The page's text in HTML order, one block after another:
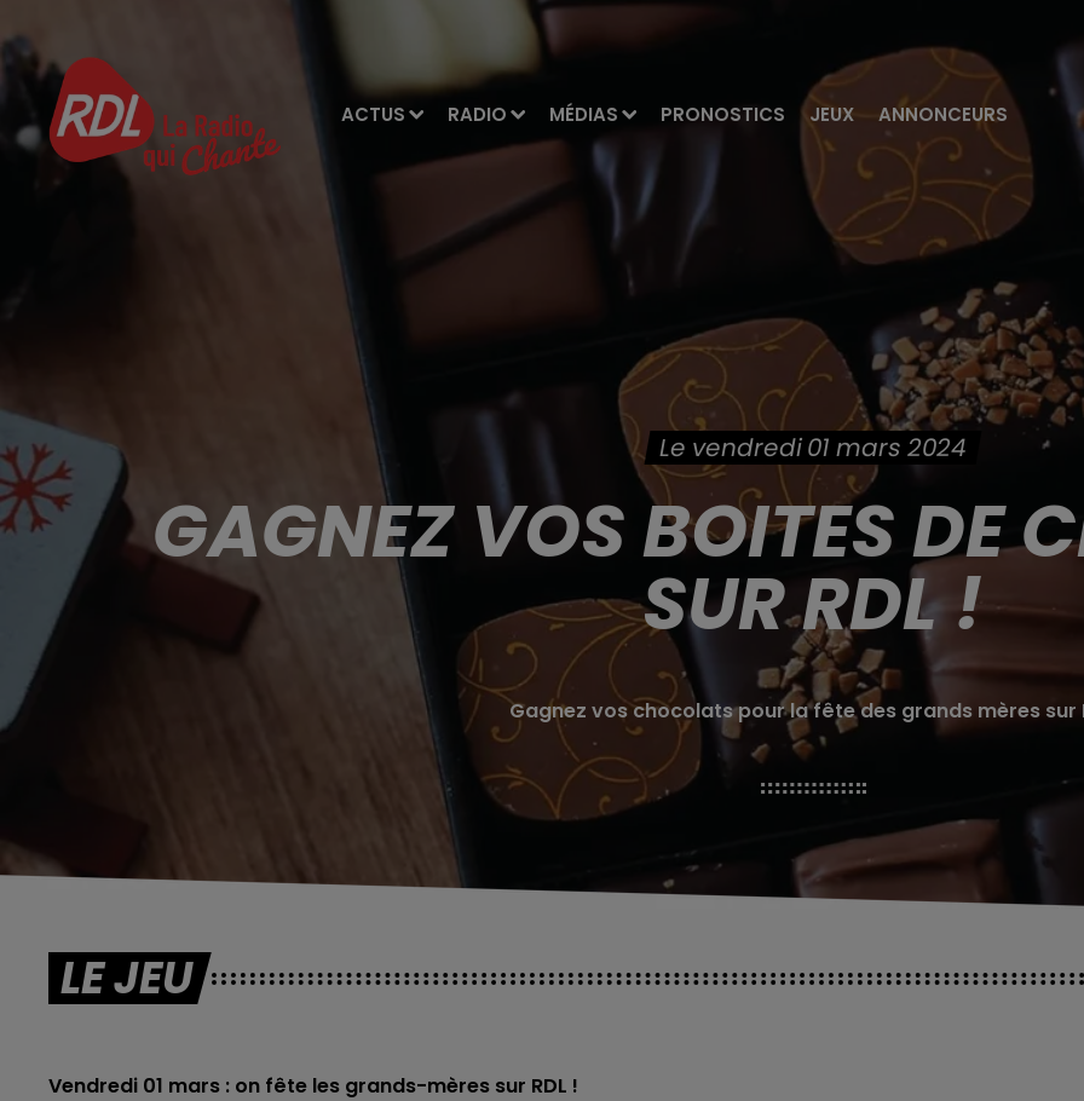
ACTUS RADIO MÉDIAS PRONOSTICS JEUX ANNONCEURS
Le vendredi 01 mars 2024
GAGNEZ VOS BOITES DE
SUR RDL !
Gagnez vos chocolats pour la fête des grands mères sur
LE JEU
Vendredi 01 mars : on fête les grands-mères sur RDL !